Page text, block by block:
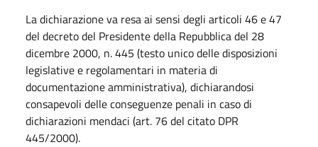
La dichiarazione va resa ai sensi degli articoli 46 e 47
del decreto del Presidente della Repubblica del 28
dicembre 2000, n. 445 (testo unico delle disposizioni
legislative e regolamentari in materia di
documentazione amministrativa), dichiarandosi
consapevoli delle conseguenze penali in caso di
dichiarazioni mendaci (art. 76 del citato DPR
445/2000).